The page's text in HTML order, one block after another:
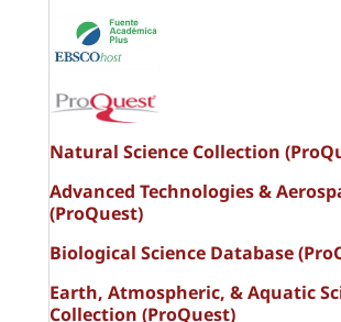
Natural Science Collection
Advanced Technologies &
(ProQuest)
Biological Science Database
Earth, Atmospheric, & Aquatic
Collection (ProQuest)